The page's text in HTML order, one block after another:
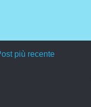
più recente